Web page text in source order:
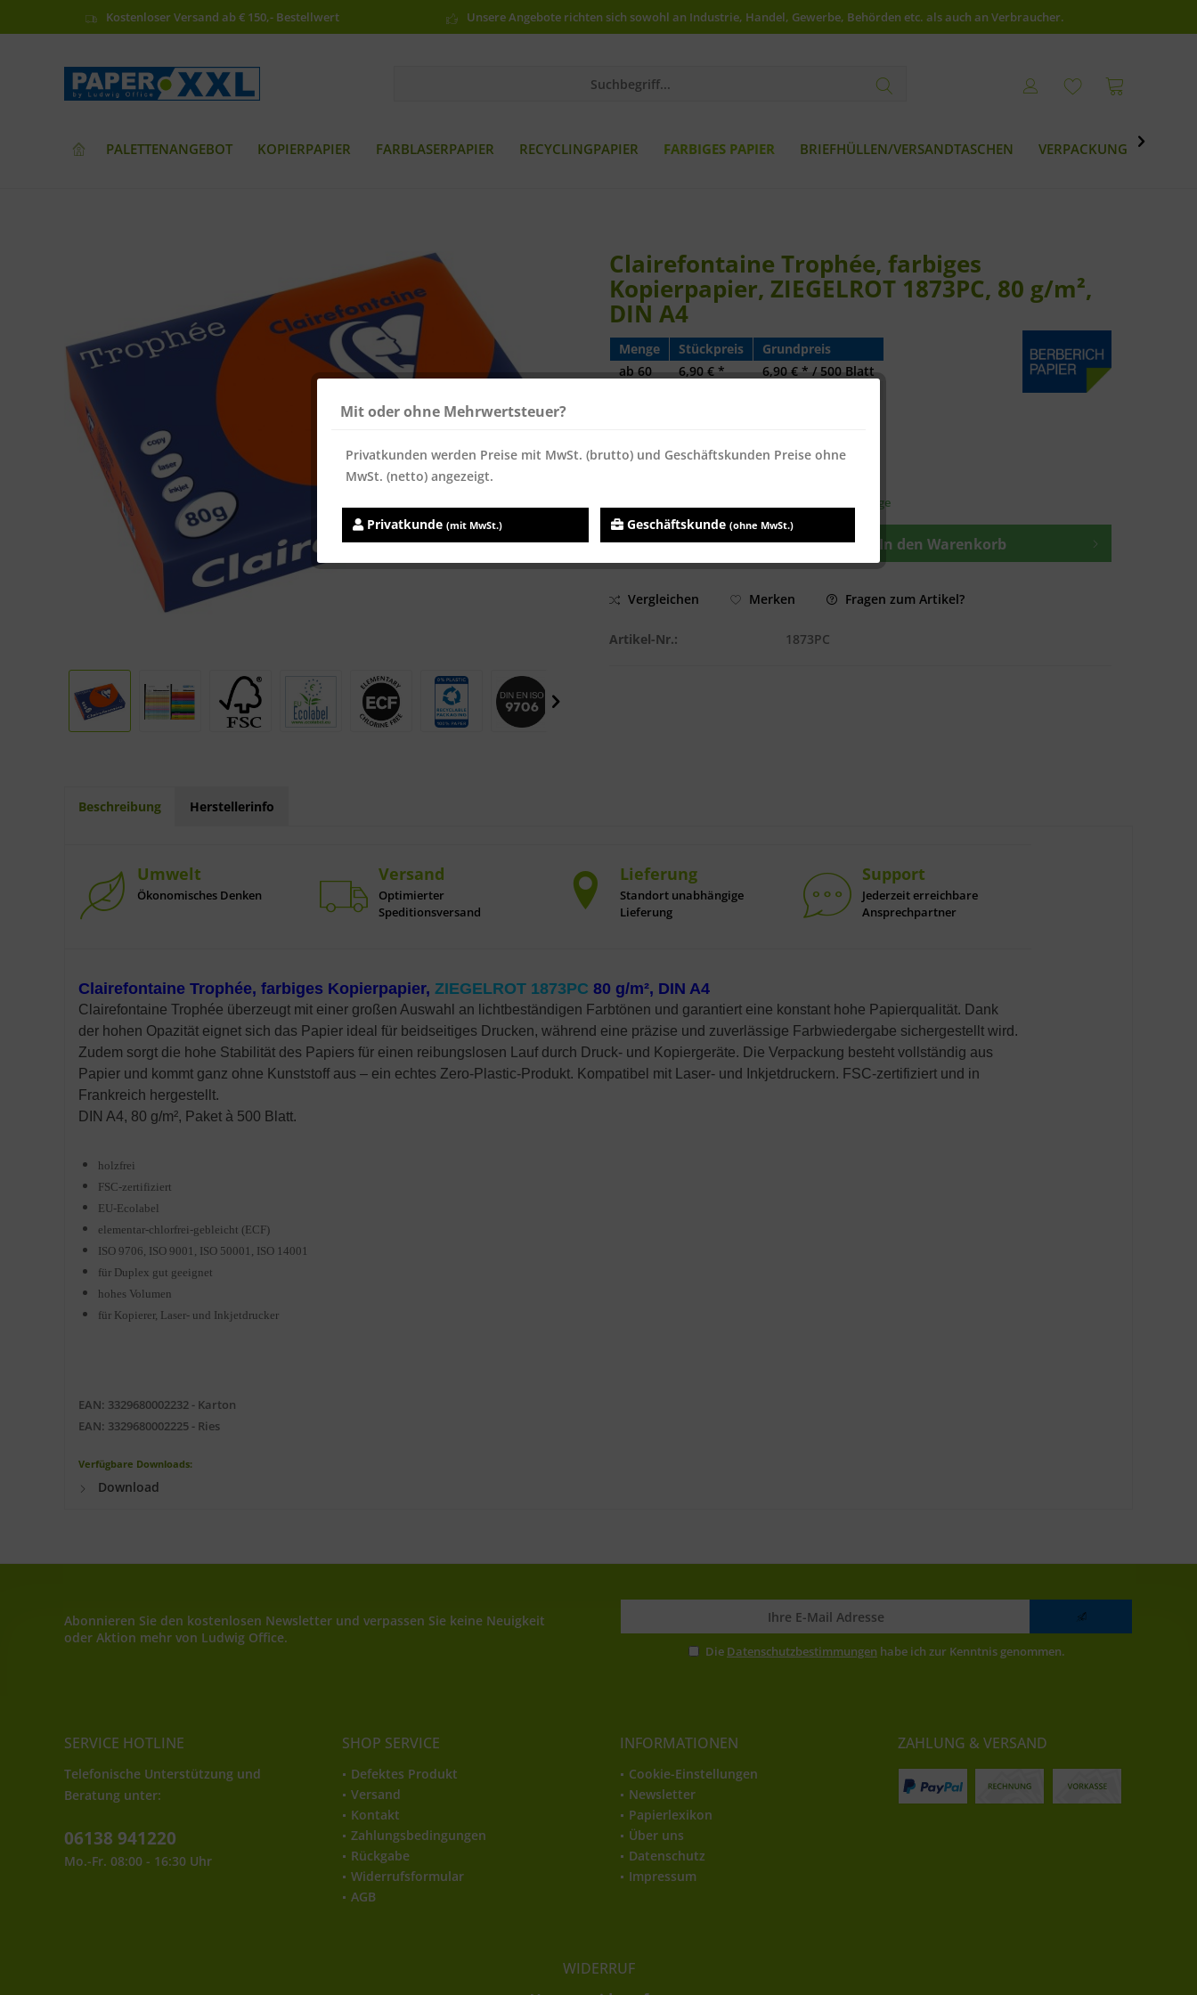
Kostenloser Versand ab € 150,- Bestellwert Unsere Angebote richten sich sowohl an Industrie, Handel, Gewerbe, Behörden etc. als auch an Verbraucher.
PALETTENANGEBOT KOPIERPAPIER FARBLASERPAPIER RECYCLINGPAPIER FARBIGES PAPIER BRIEFHÜLLEN/VERSANDTASCHEN VERPACKUNG 
Clairefontaine Trophée, farbiges
Kopierpapier, ZIEGELROT 1873PC, 80 g/m²,
DIN A4
Menge Stückpreis
Grundpreis
ab 60 6,90 € *
6,90 € * / 500 Blatt
Sofort versandfertig, Lieferzeit ca. 1-3 Werktage
In den Warenkorb
Vergleichen Merken Fragen zum Artikel?
Artikel-Nr.: 1873PC
Beschreibung Herstellerinfo
Umwelt
Ökonomisches Denken
Versand
Optimierter
Speditionsversand
Lieferung
Standort unabhängige
Lieferung
Support
Jederzeit erreichbare
Ansprechpartner
Clairefontaine Trophée, farbiges Kopierpapier, ZIEGELROT 1873PC 80 g/m², DIN A4
Clairefontaine Trophée überzeugt mit einer großen Auswahl an lichtbeständigen Farbtönen und garantiert eine konstant hohe Papierqualität. Dank
der hohen Opazität eignet sich das Papier ideal für beidseitiges Drucken, während eine präzise und zuverlässige Farbwiedergabe sichergestellt wird.
Zudem sorgt die hohe Stabilität des Papiers für einen reibungslosen Lauf durch Druck- und Kopiergeräte. Die Verpackung besteht vollständig aus
Papier und kommt ganz ohne Kunststoff aus – ein echtes Zero-Plastic-Produkt. Kompatibel mit Laser- und Inkjetdruckern. FSC-zertifiziert und in
Frankreich hergestellt.
DIN A4, 80 g/m², Paket à 500 Blatt.
holzfrei
FSC-zertifiziert
EU-Ecolabel
elementar-chlorfrei-gebleicht (ECF)
ISO 9706, ISO 9001, ISO 50001, ISO 14001
für Duplex gut geeignet
hohes Volumen
für Kopierer, Laser- und Inkjetdrucker
EAN: 3329680002232 - Karton
EAN: 3329680002225 - Ries
Verfügbare Downloads:
Download
Abonnieren Sie den kostenlosen Newsletter und verpassen Sie keine Neuigkeit
oder Aktion mehr von Ludwig Office.
Die Datenschutzbestimmungen habe ich zur Kenntnis genommen.
SERVICE HOTLINE
Telefonische Unterstützung und
Beratung unter:
06138 941220
Mo.-Fr. 08:00 - 16:30 Uhr
SHOP SERVICE
Defektes Produkt
Versand
Kontakt
Zahlungsbedingungen
Rückgabe
Widerrufsformular
AGB
INFORMATIONEN
Cookie-Einstellungen
Newsletter
Papierlexikon
Über uns
Datenschutz
Impressum
ZAHLUNG & VERSAND
WIDERRUF
Mit oder ohne Mehrwertsteuer?
Privatkunden werden Preise mit MwSt. (brutto) und Geschäftskunden Preise ohne
MwSt. (netto) angezeigt.
Privatkunde (mit MwSt.) Geschäftskunde (ohne MwSt.)